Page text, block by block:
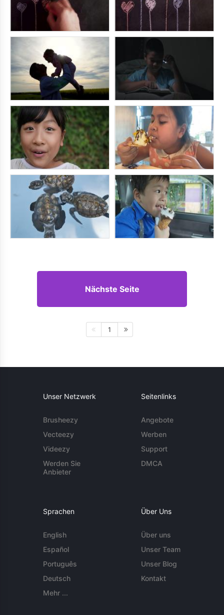
Nächste Seite
1
Unser Netzwerk
Brusheezy
Vecteezy
Videezy
Werden Sie
Anbieter
Seitenlinks
Angebote
Werben
Support
DMCA
Sprachen
English
Español
Português
Deutsch
Mehr ...
Über Uns
Über uns
Unser Team
Unser Blog
Kontakt